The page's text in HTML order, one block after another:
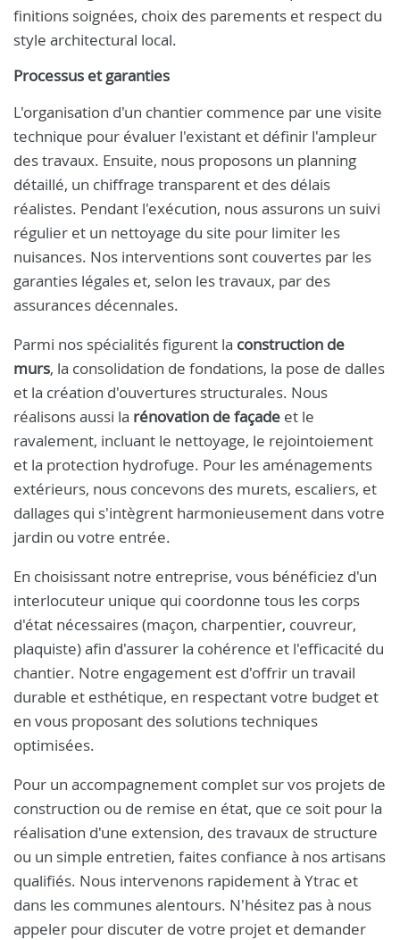
finitions soignées, choix des parements et respect du
style architectural local.
Processus et garanties
L'organisation d'un chantier commence par une visite
technique pour évaluer l'existant et définir l'ampleur
des travaux. Ensuite, nous proposons un planning
détaillé, un chiffrage transparent et des délais
réalistes. Pendant l'exécution, nous assurons un suivi
régulier et un nettoyage du site pour limiter les
nuisances. Nos interventions sont couvertes par les
garanties légales et, selon les travaux, par des
assurances décennales.
Parmi nos spécialités figurent la construction de
murs, la consolidation de fondations, la pose de dalles
et la création d'ouvertures structurales. Nous
réalisons aussi la rénovation de façade et le
ravalement, incluant le nettoyage, le rejointoiement
et la protection hydrofuge. Pour les aménagements
extérieurs, nous concevons des murets, escaliers, et
dallages qui s'intègrent harmonieusement dans votre
jardin ou votre entrée.
En choisissant notre entreprise, vous bénéficiez d'un
interlocuteur unique qui coordonne tous les corps
d'état nécessaires (maçon, charpentier, couvreur,
plaquiste) afin d'assurer la cohérence et l'efficacité du
chantier. Notre engagement est d'offrir un travail
durable et esthétique, en respectant votre budget et
en vous proposant des solutions techniques
optimisées.
Pour un accompagnement complet sur vos projets de
construction ou de remise en état, que ce soit pour la
réalisation d'une extension, des travaux de structure
ou un simple entretien, faites confiance à nos artisans
qualifiés. Nous intervenons rapidement à Ytrac et
dans les communes alentours. N'hésitez pas à nous
appeler pour discuter de votre projet et demander